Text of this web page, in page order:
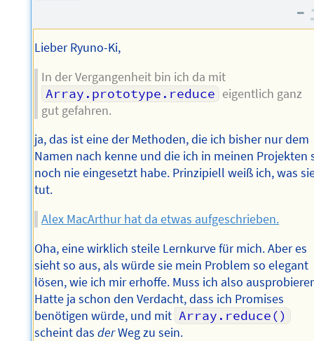
–
Lieber Ryuno-Ki,
In der Vergangenheit bin ich da mit
Array.prototype.reduce eigentlich ganz
gut gefahren.
ja, das ist eine der Methoden, die ich bisher nur dem
Namen nach kenne und die ich in meinen Projekten
noch nie eingesetzt habe. Prinzipiell weiß ich, was
tut.
Alex MacArthur hat da etwas aufgeschrieben.
Oha, eine wirklich steile Lernkurve für mich. Aber es
sieht so aus, als würde sie mein Problem so elegant
lösen, wie ich mir erhoffe. Muss ich also
Hatte ja schon den Verdacht, dass ich Promises
benötigen würde, und mit Array.reduce()
scheint dasderWeg zu sein.